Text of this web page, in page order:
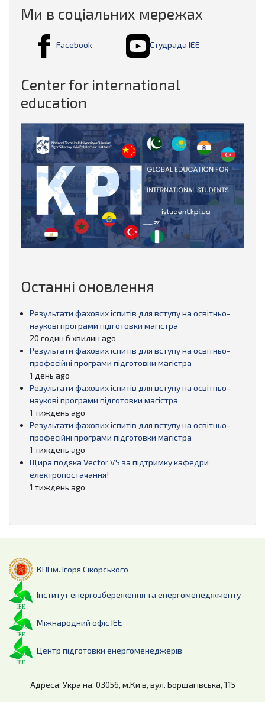
Ми в соціальних мережах
Facebook Студрада ІЕЕ
Center for international
education
Останні оновлення
Результати фахових іспитів для вступу на освітньо-
наукові програми підготовки магістра
20 годин 6 хвилин ago
Результати фахових іспитів для вступу на освітньо-
професійні програми підготовки магістра
1 день ago
Результати фахових іспитів для вступу на освітньо-
наукові програми підготовки магістра
1 тиждень ago
Результати фахових іспитів для вступу на освітньо-
професійні програми підготовки магістра
1 тиждень ago
Щира подяка Vector VS за підтримку кафедри
електропостачання!
1 тиждень ago
КПІ ім. Ігоря Сікорського
Інститут енергозбереження та енергоменеджменту
Міжнародний офіс ІЕЕ
Центр підготовки енергоменеджерів
Адреса: Україна, 03056, м.Київ, вул. Борщагівська, 115